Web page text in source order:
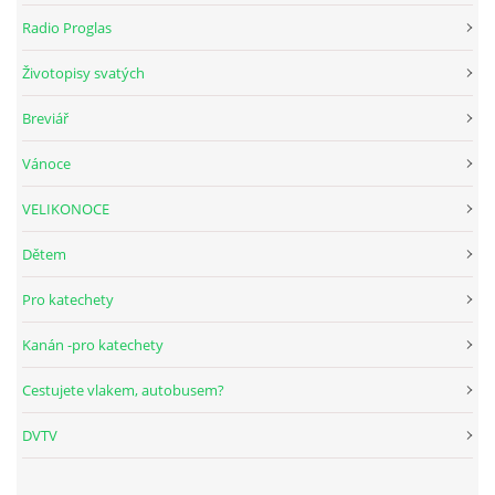
HUDEBNÍ KOUTEK
ODKAZY
Farnost Studená
Radio Proglas
Životopisy svatých
Breviář
Vánoce
VELIKONOCE
Dětem
Pro katechety
Kanán -pro katechety
Cestujete vlakem, autobusem?
DVTV